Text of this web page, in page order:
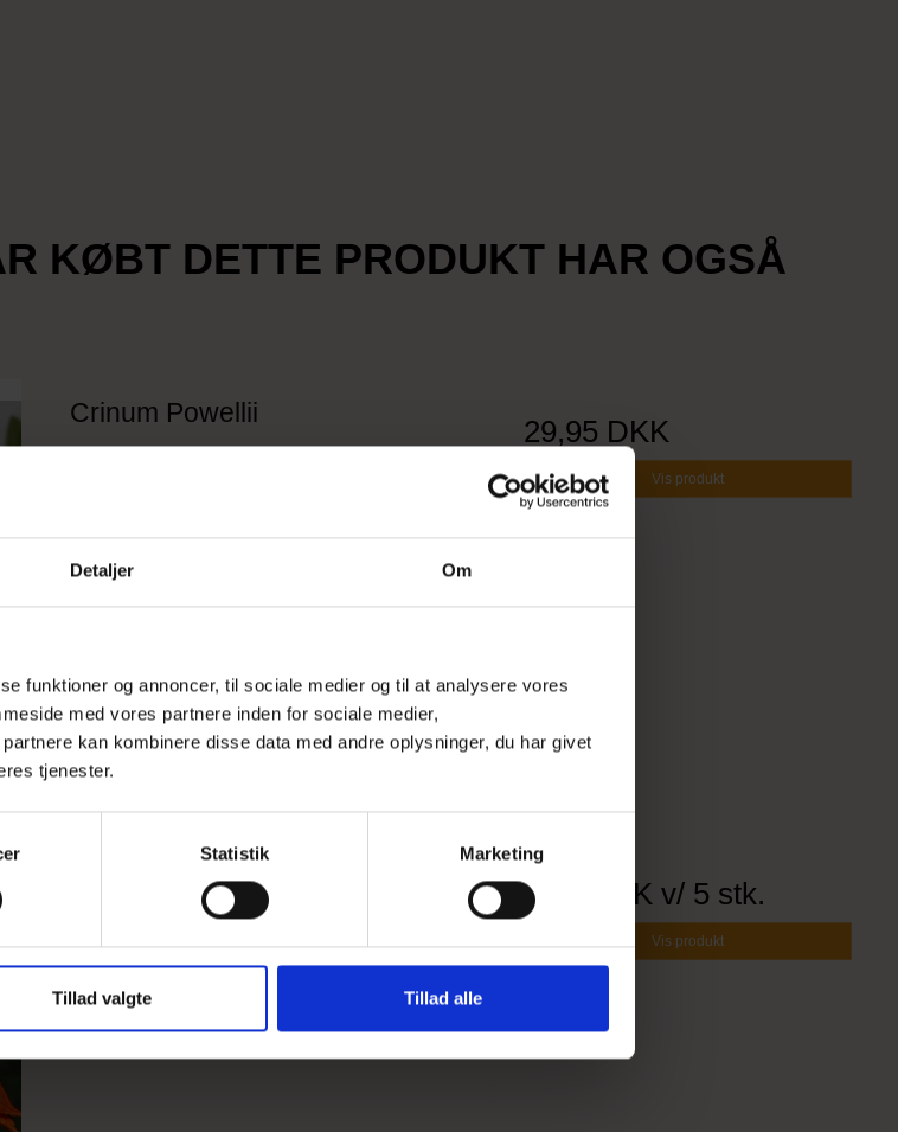
Detaljer Om
funktioner og annoncer, til sociale medier og til at analysere vores
med vores partnere inden for sociale medier,
kan kombinere disse data med andre oplysninger, du har givet
tjenester.
Statistik Marketing
Tillad valgte Tillad alle
KØBT DETTE PRODUKT HAR OGSÅ
Crinum Powellii
29,95 DKK
Vis produkt
Montbretia Disco Dancer -
Crocosmia
Ny i webshoppen!
3,95 DKK v/ 5 stk.
Vis produkt